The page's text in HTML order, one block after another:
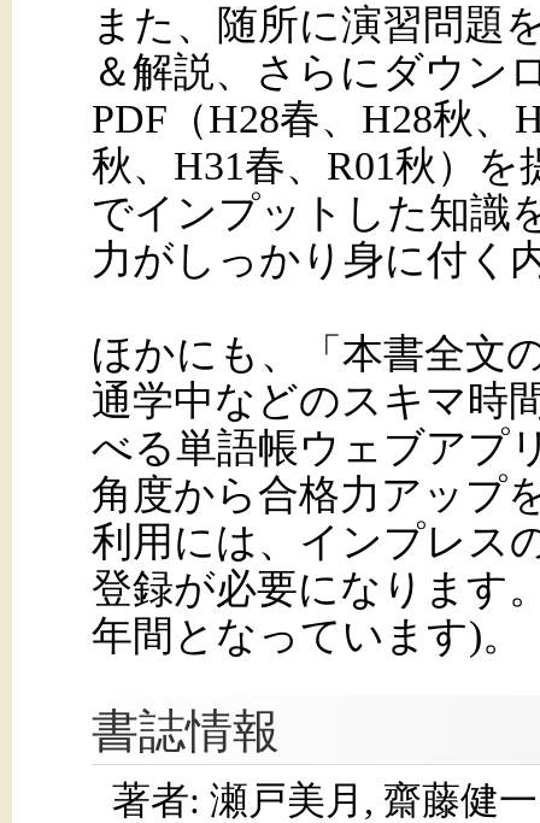
また、随所に演習問題
＆解説、さらにダウン
PDF（H28春、H28秋、
秋、H31春、R01秋）
でインプットした知識
力がしっかり身に付く
ほかにも、「本書全文
通学中などのスキマ時
べる単語帳ウェブアプ
角度から合格力アップ
利用には、インプレス
登録が必要になります
年間となっています)。
書誌情報
著者: 瀬戸美月, 齋藤健一